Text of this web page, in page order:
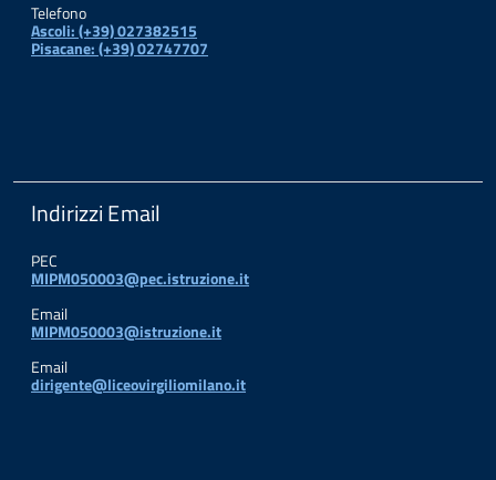
Telefono
Ascoli: (+39) 027382515
Pisacane: (+39) 02747707
Indirizzi Email
PEC
MIPM050003@pec.istruzione.it
Email
MIPM050003@istruzione.it
Email
dirigente@liceovirgiliomilano.it